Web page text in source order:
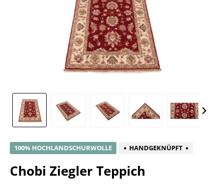
100% HOCHLANDSCHURWOLLE HANDGEKNÜPFT
Chobi Ziegler Teppich